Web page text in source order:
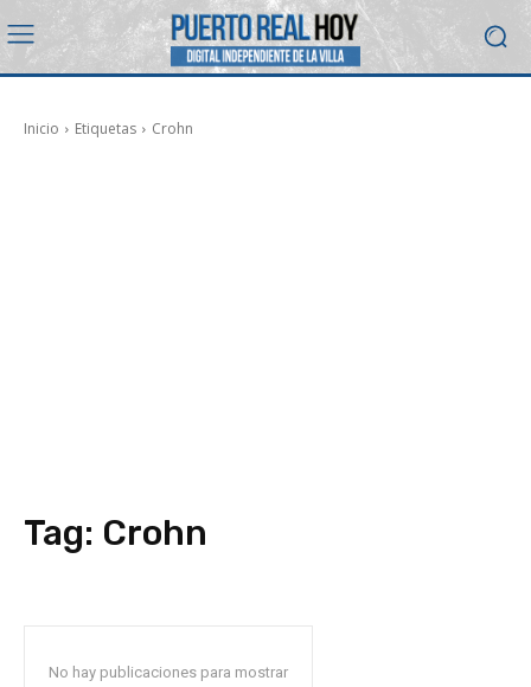
Inicio Etiquetas Crohn
Tag: Crohn
No hay publicaciones para mostrar